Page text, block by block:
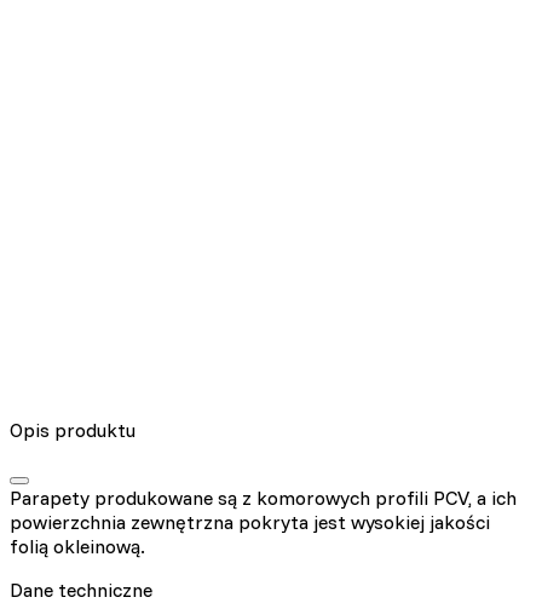
Opis produktu
Parapety produkowane są z komorowych profili PCV, a ich
powierzchnia zewnętrzna pokryta jest wysokiej jakości
folią okleinową.
Dane techniczne